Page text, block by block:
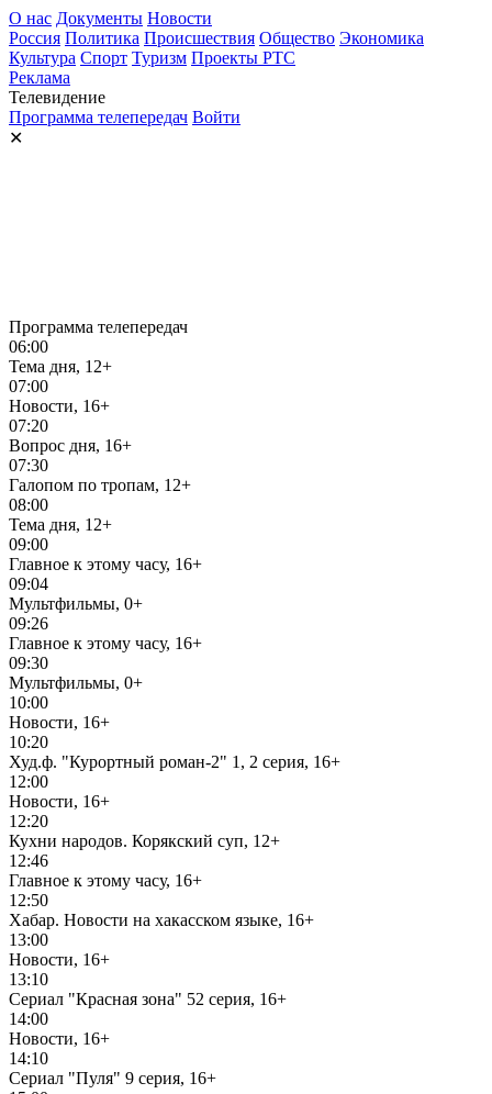
О нас Документы Новости
Россия Политика Происшествия Общество Экономика
Культура Спорт Туризм Проекты РТС
Реклама
Телевидение
Программа телепередач Войти
✕
Программа телепередач
06:00
Тема дня, 12+
07:00
Новости, 16+
07:20
Вопрос дня, 16+
07:30
Галопом по тропам, 12+
08:00
Тема дня, 12+
09:00
Главное к этому часу, 16+
09:04
Мультфильмы, 0+
09:26
Главное к этому часу, 16+
09:30
Мультфильмы, 0+
10:00
Новости, 16+
10:20
Худ.ф. "Курортный роман-2" 1, 2 серия, 16+
12:00
Новости, 16+
12:20
Кухни народов. Корякский суп, 12+
12:46
Главное к этому часу, 16+
12:50
Хабар. Новости на хакасском языке, 16+
13:00
Новости, 16+
13:10
Сериал "Красная зона" 52 серия, 16+
14:00
Новости, 16+
14:10
Сериал "Пуля" 9 серия, 16+